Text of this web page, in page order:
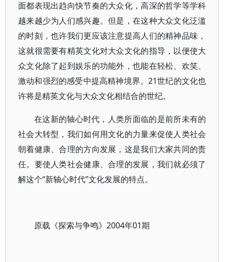
面都表现出趋向快节奏的大众化，高深的哲学等学科
越来越少为人们感兴趣。但是，在这种大众文化泛滥
的时刻，也许我们更应该注意提高人们的精神品味，
这就很需要有精英文化对大众文化的指导，以便使大
众文化除了起到娱乐的功能外，也能在轻松、欢笑、
激动和强烈的感受中提高精神境界。21世纪的文化也
许将是精英文化与大众文化相结合的世纪。
在这新的轴心时代，人类所面临的是前所未有的
社会大转型，我们如何用文化的力量来促使人类社会
朝着健康、合理的方向发展，这是我们大家共同的责
任。要使人类社会健康、合理的发展，我们就必须了
解这个“新轴心时代”文化发展的特点。
原载《探索与争鸣》2004年01期